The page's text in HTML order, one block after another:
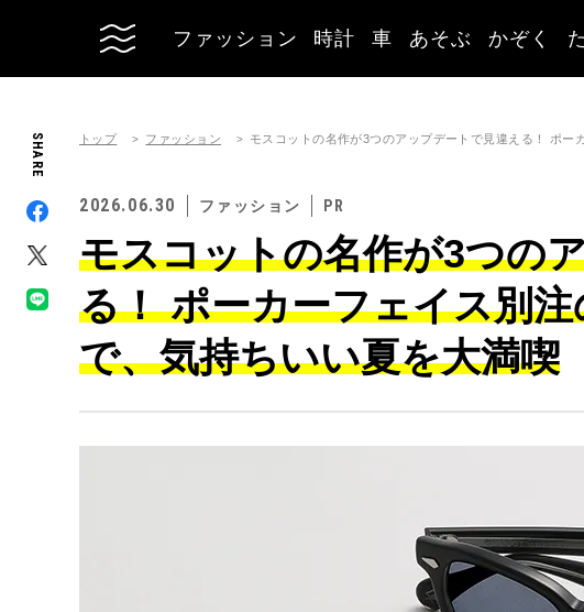
ファッション 時計 車 あそぶ かぞく
SHARE トップ ファッション モスコットの名作が3つのアップデートで見違える！ ポ
2026.06.30 ファッション
モスコットの名作が3つの
る！ ポーカーフェイス別
で、気持ちいい夏を大満喫